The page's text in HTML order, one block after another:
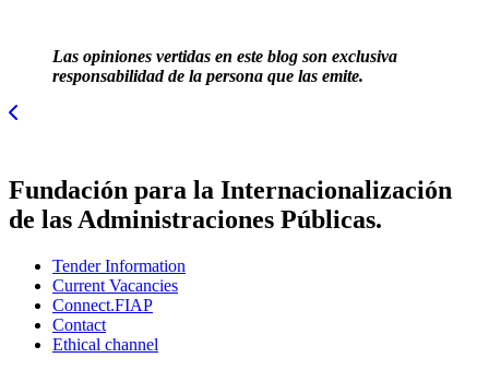
Las opiniones vertidas en este blog son exclusiva
responsabilidad de la persona que las emite.
Fundación para la Internacionalización
de las Administraciones Públicas.
Tender Information
Current Vacancies
Connect.FIAP
Contact
Ethical channel